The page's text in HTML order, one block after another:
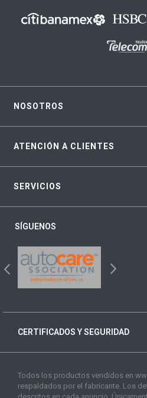
NOSOTROS
ATENCIÓN A CLIENTES
SERVICIOS
SÍGUENOS
CERTIFICADOS Y SEGURIDAD
Todos los productos vendidos en
respaldados por el fabricante. Los